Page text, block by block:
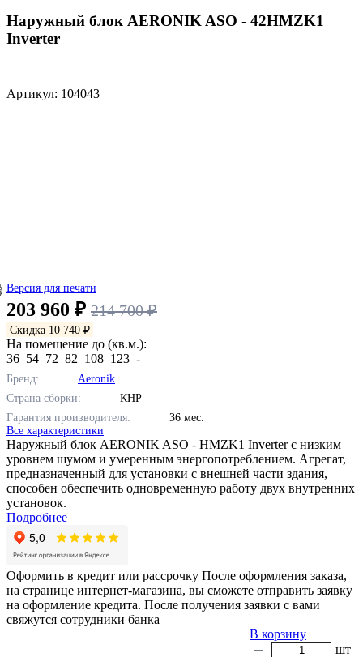
Наружный блок AERONIK ASO - 42HMZK1
Inverter
Артикул: 104043
Версия для печати
203 960 ₽ 214 700 ₽
Скидка 10 740 ₽
На помещение до (кв.м.):
36 54 72 82 108 123 -
Бренд:
Aeronik
Страна сборки:
КНР
Гарантия производителя:
36 мес.
Все характеристики
Наружный блок AERONIK ASO - HMZK1 Inverter с низким
уровнем шумом и умеренным энергопотреблением. Агрегат,
предназначенный для установки с внешней части здания,
способен обеспечить одновременную работу двух внутренних
установок.
Подробнее
Оформить в кредит или рассрочку После оформления заказа,
на странице интернет-магазина, вы сможете отправить заявку
на оформление кредита. После получения заявки с вами
свяжутся сотрудники банка
В корзину
шт